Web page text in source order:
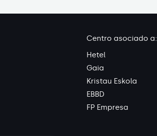
Centro asociado a:
Hetel
Gaia
Kristau Eskola
EBBD
FP Empresa